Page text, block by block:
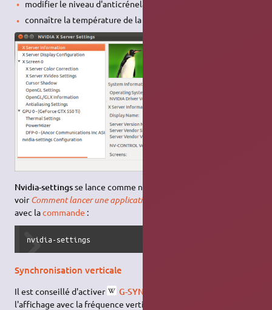
modifier le niveau d'anticrénelage ou d'anisotropie ;
connaître la température de la carte graphique ;
Nvidia-settingsse lance comme n'importe quelle application,
voirComment lancer une application ?
avec lacommande :
nvidia-settings
Synchronisation verticale
Il est conseillé d'activer G-SYNC
l'affichage avec la fréquence verticale de l'écran.